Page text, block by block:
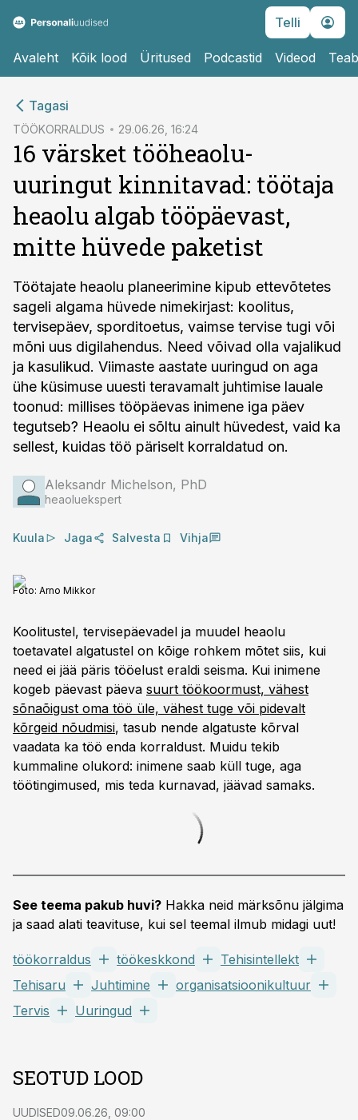
Telli
Avaleht Kõik lood Üritused Podcastid Videod
Tagasi
TÖÖKORRALDUS 29.06.26, 16:24
16 värsket tööheaolu-
uuringut kinnitavad: töötaja
heaolu algab tööpäevast,
mitte hüvede paketist
Töötajate heaolu planeerimine kipub ettevõtetes
sageli algama hüvede nimekirjast: koolitus,
tervisepäev, sporditoetus, vaimse tervise tugi või
mõni uus digilahendus. Need võivad olla vajalikud
ja kasulikud. Viimaste aastate uuringud on aga
ühe küsimuse uuesti teravamalt juhtimise lauale
toonud: millises tööpäevas inimene iga päev
tegutseb? Heaolu ei sõltu ainult hüvedest, vaid ka
sellest, kuidas töö päriselt korraldatud on.
Aleksandr Michelson, PhD
heaoluekspert
Kuula Jaga Salvesta Vihja
Foto: Arno Mikkor
Koolitustel, tervisepäevadel ja muudel heaolu
toetavatel algatustel on kõige rohkem mõtet siis, kui
need ei jää päris tööelust eraldi seisma. Kui inimene
kogeb päevast päeva suurt töökoormust, vähest
sõnaõigust oma töö üle, vähest tuge või pidevalt
kõrgeid nõudmisi, tasub nende algatuste kõrval
vaadata ka töö enda korraldust. Muidu tekib
kummaline olukord: inimene saab küll tuge, aga
töötingimused, mis teda kurnavad, jäävad samaks.
See teema pakub huvi? Hakka neid märksõnu jälgima
ja saad alati teavituse, kui sel teemal ilmub midagi uut!
töökorraldus töökeskkond
Tehisintellekt
Tehisaru
Juhtimine
organisatsioonikultuur
Tervis
Uuringud
SEOTUD LOOD
UUDISED09.06.26, 09:00